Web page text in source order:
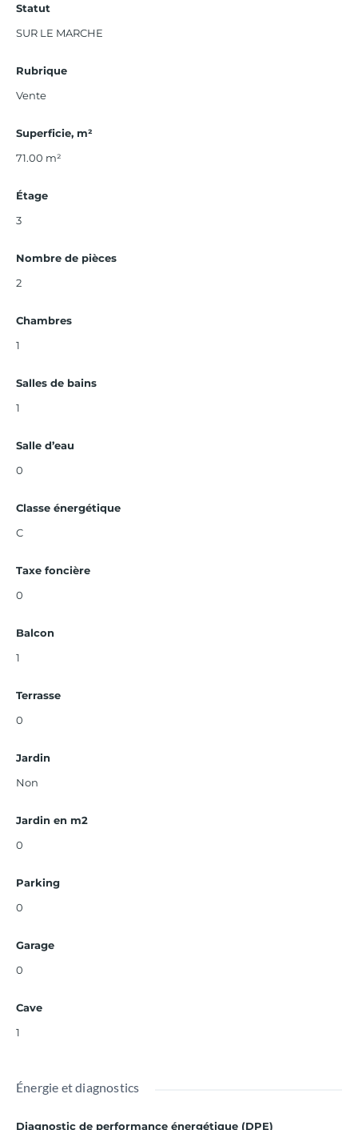
Statut
SUR LE MARCHE
Rubrique
Vente
Superficie, m²
71.00 m²
Étage
3
Nombre de pièces
2
Chambres
1
Salles de bains
1
Salle d’eau
0
Classe énergétique
C
Taxe foncière
0
Balcon
1
Terrasse
0
Jardin
Non
Jardin en m2
0
Parking
0
Garage
0
Cave
1
Énergie et diagnostics
Diagnostic de performance énergétique (DPE)